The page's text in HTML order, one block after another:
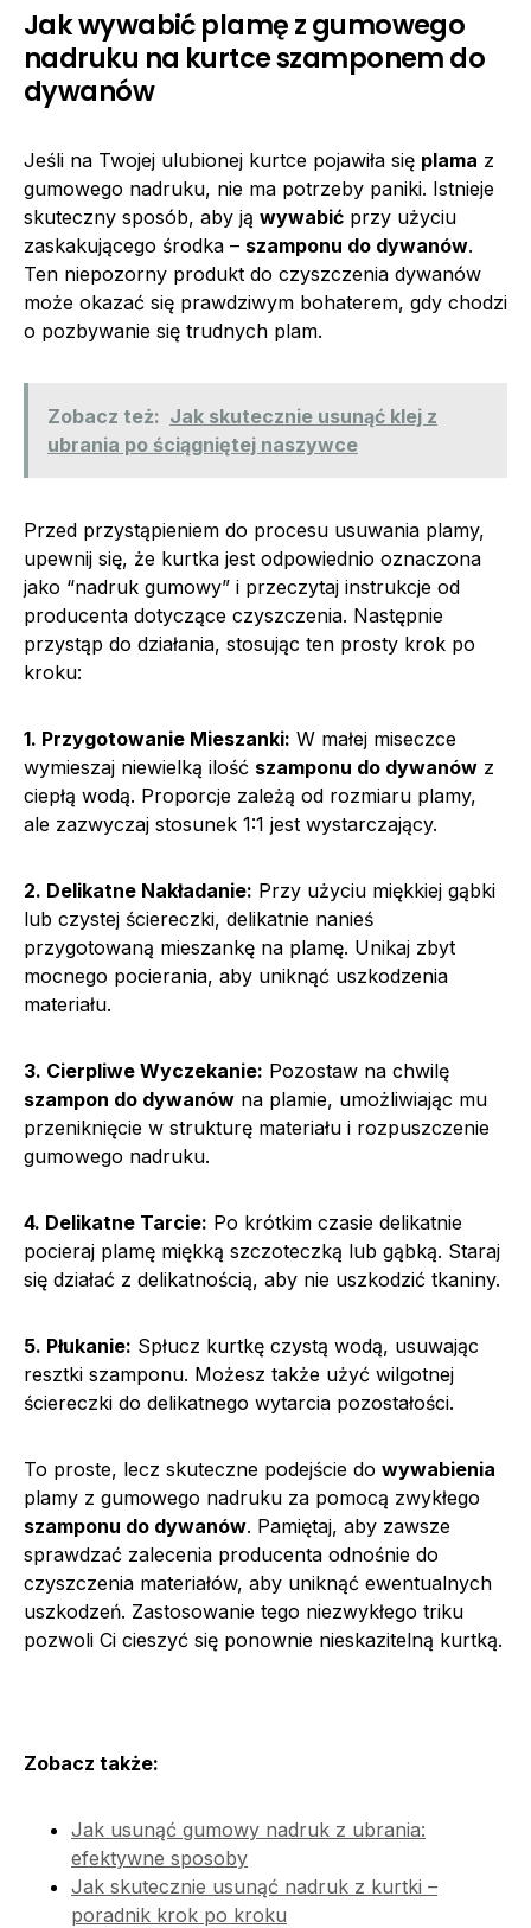
Jak wywabić plamę z gumowego
nadruku na kurtce szamponem do
dywanów
Jeśli na Twojej ulubionej kurtce pojawiła się plama z
gumowego nadruku, nie ma potrzeby paniki. Istnieje
skuteczny sposób, aby ją wywabić przy użyciu
zaskakującego środka – szamponu do dywanów.
Ten niepozorny produkt do czyszczenia dywanów
może okazać się prawdziwym bohaterem, gdy chodzi
o pozbywanie się trudnych plam.
Zobacz też: Jak skutecznie usunąć klej z
ubrania po ściągniętej naszywce
Przed przystąpieniem do procesu usuwania plamy,
upewnij się, że kurtka jest odpowiednio oznaczona
jako “nadruk gumowy” i przeczytaj instrukcje od
producenta dotyczące czyszczenia. Następnie
przystąp do działania, stosując ten prosty krok po
kroku:
1. Przygotowanie Mieszanki: W małej miseczce
wymieszaj niewielką ilość szamponu do dywanów z
ciepłą wodą. Proporcje zależą od rozmiaru plamy,
ale zazwyczaj stosunek 1:1 jest wystarczający.
2. Delikatne Nakładanie: Przy użyciu miękkiej gąbki
lub czystej ściereczki, delikatnie nanieś
przygotowaną mieszankę na plamę. Unikaj zbyt
mocnego pocierania, aby uniknąć uszkodzenia
materiału.
3. Cierpliwe Wyczekanie: Pozostaw na chwilę
szampon do dywanów na plamie, umożliwiając mu
przeniknięcie w strukturę materiału i rozpuszczenie
gumowego nadruku.
4. Delikatne Tarcie: Po krótkim czasie delikatnie
pocieraj plamę miękką szczoteczką lub gąbką. Staraj
się działać z delikatnością, aby nie uszkodzić tkaniny.
5. Płukanie: Spłucz kurtkę czystą wodą, usuwając
resztki szamponu. Możesz także użyć wilgotnej
ściereczki do delikatnego wytarcia pozostałości.
To proste, lecz skuteczne podejście do wywabienia
plamy z gumowego nadruku za pomocą zwykłego
szamponu do dywanów. Pamiętaj, aby zawsze
sprawdzać zalecenia producenta odnośnie do
czyszczenia materiałów, aby uniknąć ewentualnych
uszkodzeń. Zastosowanie tego niezwykłego triku
pozwoli Ci cieszyć się ponownie nieskazitelną kurtką.
Zobacz także:
Jak usunąć gumowy nadruk z ubrania:
efektywne sposoby
Jak skutecznie usunąć nadruk z kurtki –
poradnik krok po kroku